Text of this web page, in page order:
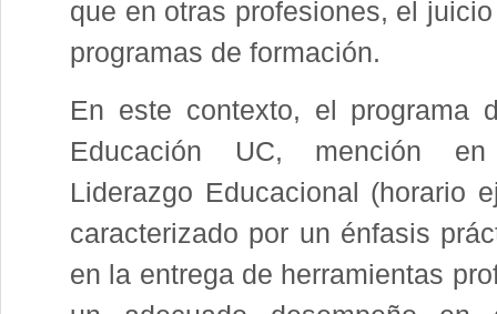
que en otras profesiones, el
programas de formación.
En este contexto, el programa
Educación UC, mención
Liderazgo Educacional (horario
caracterizado por un énfasis
en la entrega de herramientas